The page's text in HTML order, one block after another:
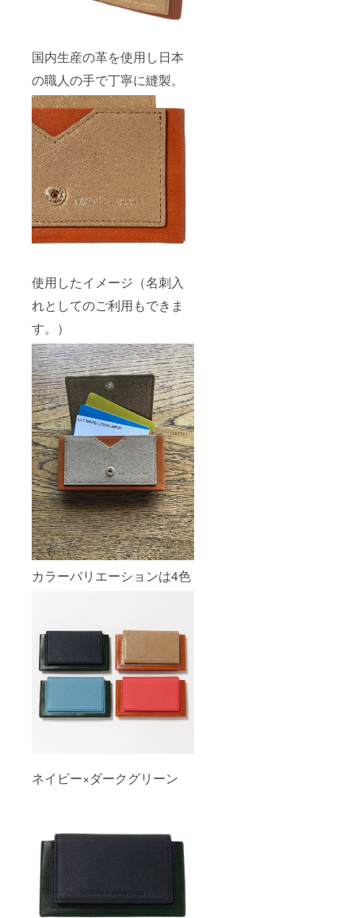
国内生産の革を使用し日本
の職人の手で丁寧に縫製。
使用したイメージ（名刺入
れとしてのご利用もできま
す。）
カラーバリエーションは4色
ネイビー×ダークグリーン